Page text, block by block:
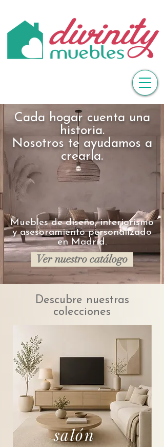
Cada hogar cuenta una
historia.
Nosotros te ayudamos a
crearla.
Muebles de diseño, interiorismo
y asesoramiento personalizado
en Madrid.
Ver nuestro catálogo
Descubre nuestras
colecciones
salón